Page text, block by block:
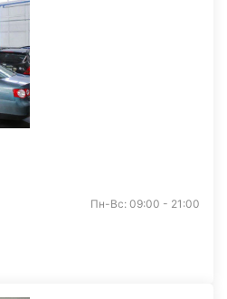
Пн-Вс: 09:00 - 21:00